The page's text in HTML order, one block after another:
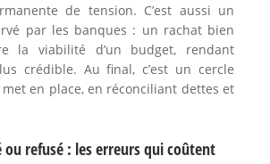
de tension. C’est aussi un
par les banques : un rachat bien
la viabilité d’un budget, rendant
crédible. Au final, c’est un cercle
en place, en réconciliant dettes et
ou refusé : les erreurs qui coûtent